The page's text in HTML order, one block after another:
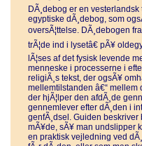
DÃ¸debog er en
egyptiske dÃ¸debog, som
oversÃ¦ttelse. DÃ¸debogen
trÃ¦de ind i lysetâ€ pÃ¥
lÃ¦ses af det fysisk levende
menneske i processerne i
religiÃ¸s tekst, der ogsÃ¥
mellemtilstanden â€“ mellem
der hjÃ¦lper den afdÃ¸de
gennemlever efter dÃ¸den i
genfÃ¸dsel. Guiden
mÃ¥de, sÃ¥ man undslipper
en praktisk vejledning ved